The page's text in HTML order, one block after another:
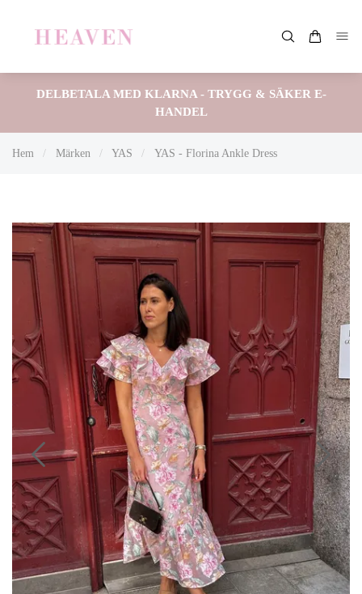
DELBETALA MED KLARNA - TRYGG & SÄKER E-
HANDEL
Hem / Märken / YAS / YAS - Florina Ankle Dress